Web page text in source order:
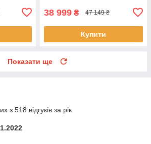
38 999 ₴ 47 149 ₴
Купити
Показати ще
з 518 відгуків за рік